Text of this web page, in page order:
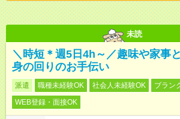
未読
＼時短＊週5日4h～／趣味や家事
身の回りのお手伝い
派遣 職種未経験OK 社会人未経験OK
ブラン
WEB登録・面接OK